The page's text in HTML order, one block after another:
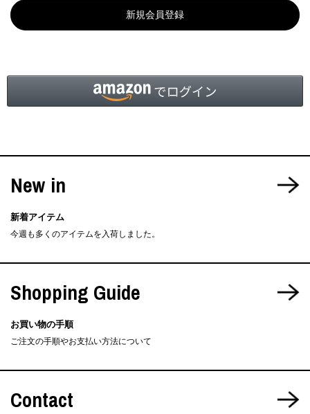
New in
新着アイテム
今週も多くのアイテムを入荷しました。
Shopping Guide
お買い物の手順
ご注文の手順やお支払い方法について
Contact